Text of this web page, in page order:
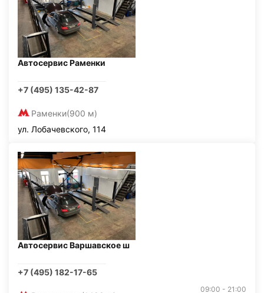
Автосервис Раменки
+7 (495) 135-42-87
Раменки(900 м)
ул. Лобачевского, 114
Автосервис Варшавское ш
+7 (495) 182-17-65
09:00 - 21:00